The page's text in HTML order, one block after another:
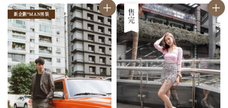
新企劃*MAN男裝 優惠
售完